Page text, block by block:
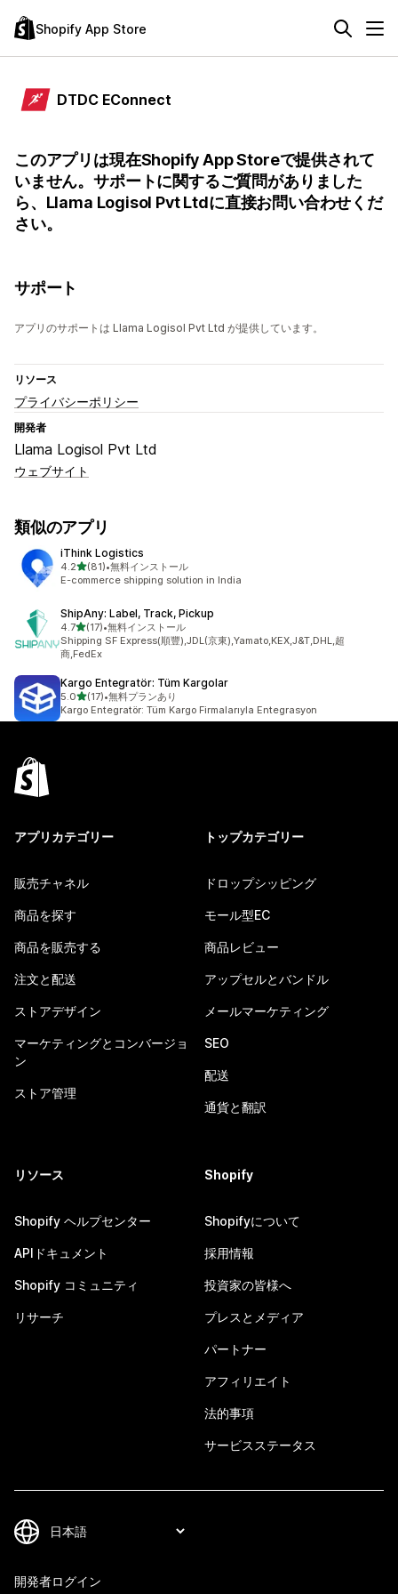
Shopify App Store
DTDC EConnect
このアプリは現在Shopify App Storeで提供されて
いません。サポートに関するご質問がありました
ら、Llama Logisol Pvt Ltdに直接お問い合わせくだ
さい。
サポート
アプリのサポートは Llama Logisol Pvt Ltd が提供しています。
リソース
プライバシーポリシー
開発者
Llama Logisol Pvt Ltd
ウェブサイト
類似のアプリ
iThink Logistics
4.25つ星中
(81)
合計レビュー数：81件
•無料インストール
E-commerce shipping solution in India
ShipAny: Label, Track, Pickup
4.75つ星中
(17)
合計レビュー数：17件
•無料インストール
Shipping SF Express(順豐),JDL(京東),Yamato,KEX,J&T,DHL,超
商,FedEx
Kargo Entegratör: Tüm Kargolar
5.05つ星中
(17)
合計レビュー数：17件
•無料プランあり
Kargo Entegratör: Tüm Kargo Firmalarıyla Entegrasyon
アプリカテゴリー
販売チャネル
商品を探す
商品を販売する
注文と配送
ストアデザイン
マーケティングとコンバージョ
ン
ストア管理
トップカテゴリー
ドロップシッピング
モール型EC
商品レビュー
アップセルとバンドル
メールマーケティング
SEO
配送
通貨と翻訳
リソース
Shopify ヘルプセンター
APIドキュメント
Shopify コミュニティ
リサーチ
Shopify
Shopifyについて
採用情報
投資家の皆様へ
プレスとメディア
パートナー
アフィリエイト
法的事項
サービスステータス
開発者ログイン